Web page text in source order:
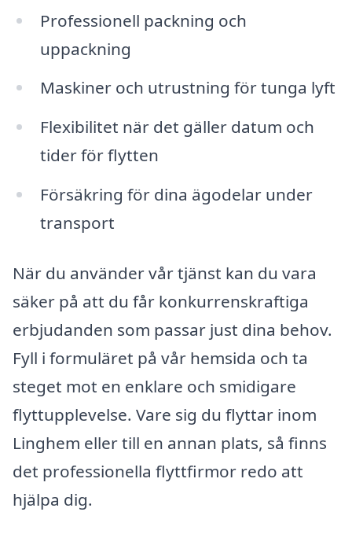
Professionell packning och
uppackning
Maskiner och utrustning för tunga lyft
Flexibilitet när det gäller datum och
tider för flytten
Försäkring för dina ägodelar under
transport
När du använder vår tjänst kan du vara
säker på att du får konkurrenskraftiga
erbjudanden som passar just dina behov.
Fyll i formuläret på vår hemsida och ta
steget mot en enklare och smidigare
flyttupplevelse. Vare sig du flyttar inom
Linghem eller till en annan plats, så finns
det professionella flyttfirmor redo att
hjälpa dig.